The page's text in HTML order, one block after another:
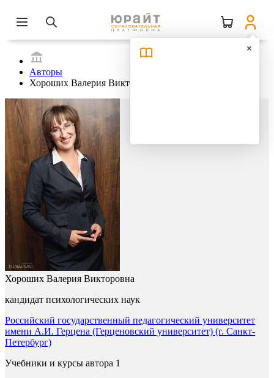
Авторы
Хороших Валерия Викторовна
Хороших Валерия Викторовна
кандидат психологических наук
Российский государственный педагогический университет
имени А.И. Герцена (Герценовский университет) (г. Санкт-
Петербург)
Учебники и курсы автора 1